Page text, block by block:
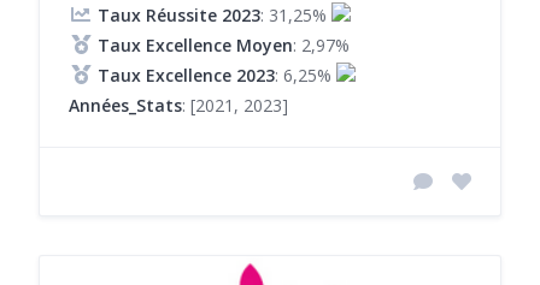
Taux Réussite 2023: 31,25%
Taux Excellence Moyen: 2,97%
Taux Excellence 2023: 6,25%
Années_Stats: [2021, 2023]